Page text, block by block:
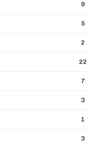
9
5
2
22
7
3
1
3